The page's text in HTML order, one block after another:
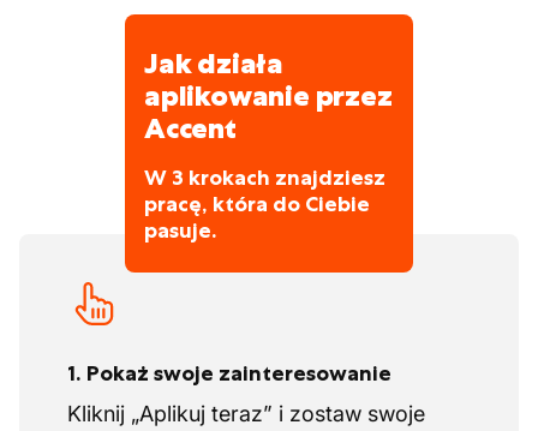
Jak działa
aplikowanie przez
Accent
W 3 krokach znajdziesz
pracę, która do Ciebie
pasuje.
1. Pokaż swoje zainteresowanie
Kliknij „Aplikuj teraz” i zostaw swoje